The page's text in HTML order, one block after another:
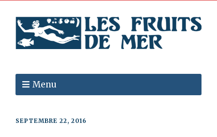
Menu
SEPTEMBRE 22, 2016